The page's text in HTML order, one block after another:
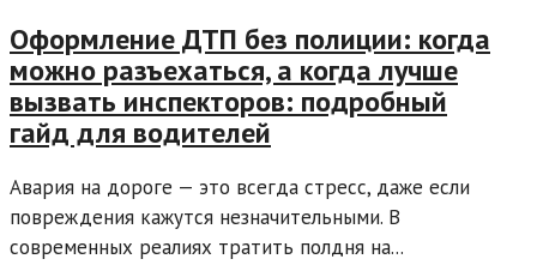
Оформление ДТП без полиции: когда
можно разъехаться, а когда лучше
вызвать инспекторов: подробный
гайд для водителей
Авария на дороге — это всегда стресс, даже если
повреждения кажутся незначительными. В
современных реалиях тратить полдня на...